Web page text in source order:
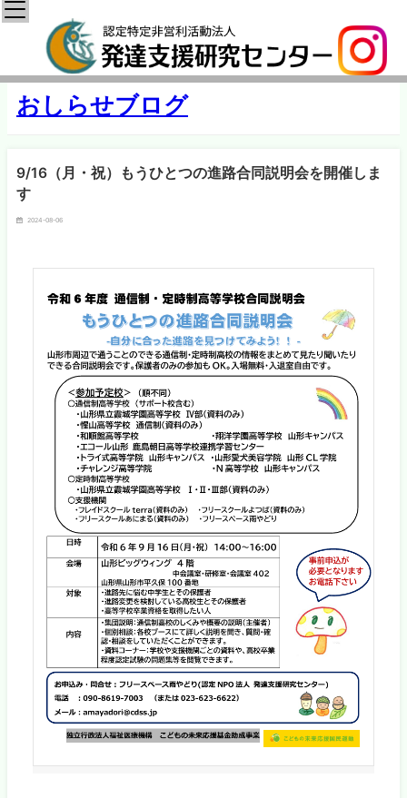
おしらせブログ
9/16（月・祝）もうひとつの進路合同説明会を開催しま
す
2024-08-06